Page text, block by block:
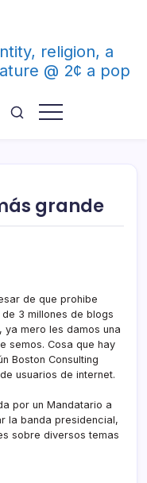
religion, a
@ 2¢ a pop
grande
de que prohibe
3 millones de blogs
ya mero les damos una
semos. Cosa que hay
Boston Consulting
de usuarios de internet.
por un Mandatario a
la banda presidencial,
sobre diversos temas